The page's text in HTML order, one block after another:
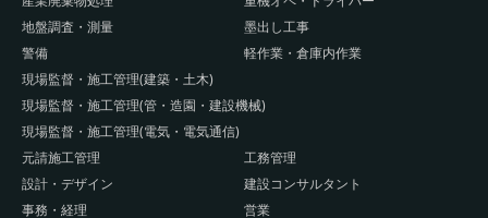
地盤調査・測量
墨出し工事
警備
軽作業・倉庫内作業
現場監督・施工管理(建築・土木)
現場監督・施工管理(管・造園・建設機械)
現場監督・施工管理(電気・電気通信)
元請施工管理
工務管理
設計・デザイン
建設コンサルタント
事務・経理
営業